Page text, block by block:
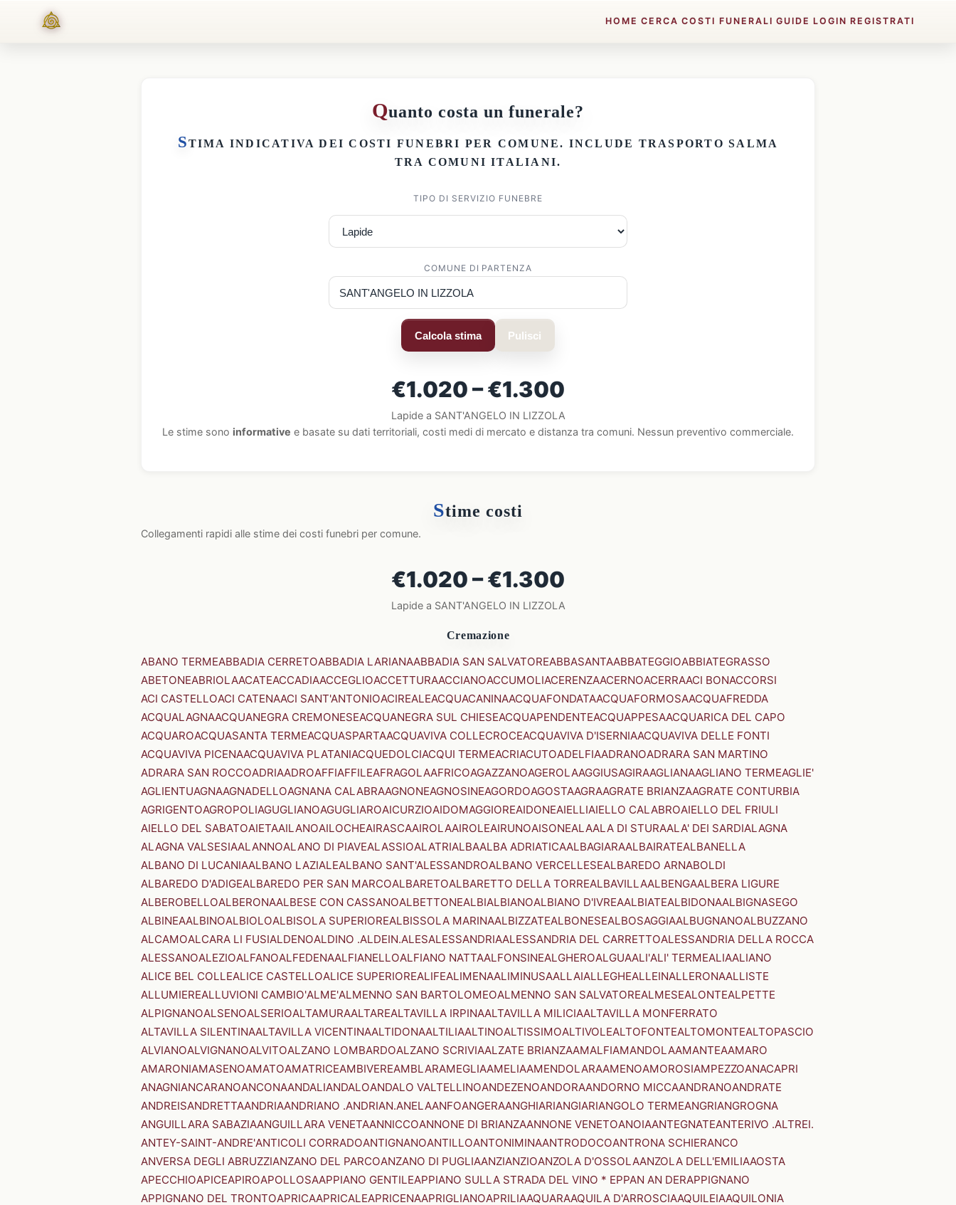
HOME CERCA COSTI FUNERALI GUIDE LOGIN REGISTRATI
Quanto costa un funerale?
STIMA INDICATIVA DEICOSTI FUNEBRI PER COMUNE. INCLUDE TRASPORTO SALMA
TRA COMUNI ITALIANI.
TIPO DI SERVIZIO FUNEBRE
COMUNE DI PARTENZA
Calcola stima Pulisci
€1.020 – €1.300
Lapide a SANT'ANGELO IN LIZZOLA
Le stime sono informative e basate su dati territoriali, costi medi di mercato e distanza tra comuni. Nessun preventivo commerciale.
Stime costi
Collegamenti rapidi alle stime dei costi funebri per comune.
€1.020 – €1.300
Lapide a SANT'ANGELO IN LIZZOLA
Cremazione
ABANO TERMEABBADIA CERRETOABBADIA LARIANAABBADIA SAN SALVATOREABBASANTAABBATEGGIOABBIATEGRASSO
ABETONEABRIOLAACATEACCADIAACCEGLIOACCETTURAACCIANOACCUMOLIACERENZAACERNOACERRAACI BONACCORSI
ACI CASTELLOACI CATENAACI SANT'ANTONIOACIREALEACQUACANINAACQUAFONDATAACQUAFORMOSAACQUAFREDDA
ACQUALAGNAACQUANEGRA CREMONESEACQUANEGRA SUL CHIESEACQUAPENDENTEACQUAPPESAACQUARICA DEL CAPO
ACQUAROACQUASANTA TERMEACQUASPARTAACQUAVIVA COLLECROCEACQUAVIVA D'ISERNIAACQUAVIVA DELLE FONTI
ACQUAVIVA PICENAACQUAVIVA PLATANIACQUEDOLCIACQUI TERMEACRIACUTOADELFIAADRANOADRARA SAN MARTINO
ADRARA SAN ROCCOADRIAADROAFFIAFFILEAFRAGOLAAFRICOAGAZZANOAGEROLAAGGIUSAGIRAAGLIANAAGLIANO TERMEAGLIE'
AGLIENTUAGNAAGNADELLOAGNANA CALABRAAGNONEAGNOSINEAGORDOAGOSTAAGRAAGRATE BRIANZAAGRATE CONTURBIA
AGRIGENTOAGROPOLIAGUGLIANOAGUGLIAROAICURZIOAIDOMAGGIOREAIDONEAIELLIAIELLO CALABROAIELLO DEL FRIULI
AIELLO DEL SABATOAIETAAILANOAILOCHEAIRASCAAIROLAAIROLEAIRUNOAISONEALAALA DI STURAALA' DEI SARDIALAGNA
ALAGNA VALSESIAALANNOALANO DI PIAVEALASSIOALATRIALBAALBA ADRIATICAALBAGIARAALBAIRATEALBANELLA
ALBANO DI LUCANIAALBANO LAZIALEALBANO SANT'ALESSANDROALBANO VERCELLESEALBAREDO ARNABOLDI
ALBAREDO D'ADIGEALBAREDO PER SAN MARCOALBARETOALBARETTO DELLA TORREALBAVILLAALBENGAALBERA LIGURE
ALBEROBELLOALBERONAALBESE CON CASSANOALBETTONEALBIALBIANOALBIANO D'IVREAALBIATEALBIDONAALBIGNASEGO
ALBINEAALBINOALBIOLOALBISOLA SUPERIOREALBISSOLA MARINAALBIZZATEALBONESEALBOSAGGIAALBUGNANOALBUZZANO
ALCAMOALCARA LI FUSIALDENOALDINO .ALDEIN.ALESALESSANDRIAALESSANDRIA DEL CARRETTOALESSANDRIA DELLA ROCCA
ALESSANOALEZIOALFANOALFEDENAALFIANELLOALFIANO NATTAALFONSINEALGHEROALGUAALI'ALI' TERMEALIAALIANO
ALICE BEL COLLEALICE CASTELLOALICE SUPERIOREALIFEALIMENAALIMINUSAALLAIALLEGHEALLEINALLERONAALLISTE
ALLUMIEREALLUVIONI CAMBIO'ALME'ALMENNO SAN BARTOLOMEOALMENNO SAN SALVATOREALMESEALONTEALPETTE
ALPIGNANOALSENOALSERIOALTAMURAALTAREALTAVILLA IRPINAALTAVILLA MILICIAALTAVILLA MONFERRATO
ALTAVILLA SILENTINAALTAVILLA VICENTINAALTIDONAALTILIAALTINOALTISSIMOALTIVOLEALTOFONTEALTOMONTEALTOPASCIO
ALVIANOALVIGNANOALVITOALZANO LOMBARDOALZANO SCRIVIAALZATE BRIANZAAMALFIAMANDOLAAMANTEAAMARO
AMARONIAMASENOAMATOAMATRICEAMBIVEREAMBLARAMEGLIAAMELIAAMENDOLARAAMENOAMOROSIAMPEZZOANACAPRI
ANAGNIANCARANOANCONAANDALIANDALOANDALO VALTELLINOANDEZENOANDORAANDORNO MICCAANDRANOANDRATE
ANDREISANDRETTAANDRIAANDRIANO .ANDRIAN.ANELAANFOANGERAANGHIARIANGIARIANGOLO TERMEANGRIANGROGNA
ANGUILLARA SABAZIAANGUILLARA VENETAANNICCOANNONE DI BRIANZAANNONE VENETOANOIAANTEGNATEANTERIVO .ALTREI.
ANTEY-SAINT-ANDRE'ANTICOLI CORRADOANTIGNANOANTILLOANTONIMINAANTRODOCOANTRONA SCHIERANCO
ANVERSA DEGLI ABRUZZIANZANO DEL PARCOANZANO DI PUGLIAANZIANZIOANZOLA D'OSSOLAANZOLA DELL'EMILIAAOSTA
APECCHIOAPICEAPIROAPOLLOSAAPPIANO GENTILEAPPIANO SULLA STRADA DEL VINO * EPPAN AN DERAPPIGNANO
APPIGNANO DEL TRONTOAPRICAAPRICALEAPRICENAAPRIGLIANOAPRILIAAQUARAAQUILA D'ARROSCIAAQUILEIAAQUILONIA